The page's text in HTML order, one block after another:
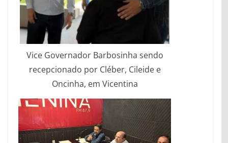
Vice Governador Barbosinha sendo
recepcionado por Cléber, Cileide e
Oncinha, em Vicentina